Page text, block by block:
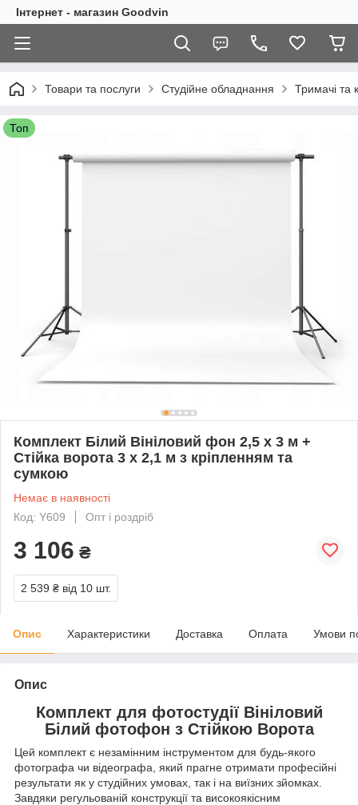
Інтернет - магазин Goodvin
Товари та послуги Студійне обладнання Тримачі та
Топ
Комплект Білий Вініловий фон 2,5 х 3 м +
Стійка ворота 3 х 2,1 м з кріпленням та
сумкою
Немає в наявності
Код: Y609
Опт і роздріб
3 106 ₴
2 539 ₴ від 10 шт.
Опис Характеристики Доставка Оплата Умови
Опис
Комплект для фотостудії Вініловий
Білий фотофон з Стійкою Ворота
Цей комплект є незамінним інструментом для будь-якого
фотографа чи відеографа, який прагне отримати професійні
результати як у студійних умовах, так і на виїзних зйомках.
Завдяки регульованій конструкції та високоякісним